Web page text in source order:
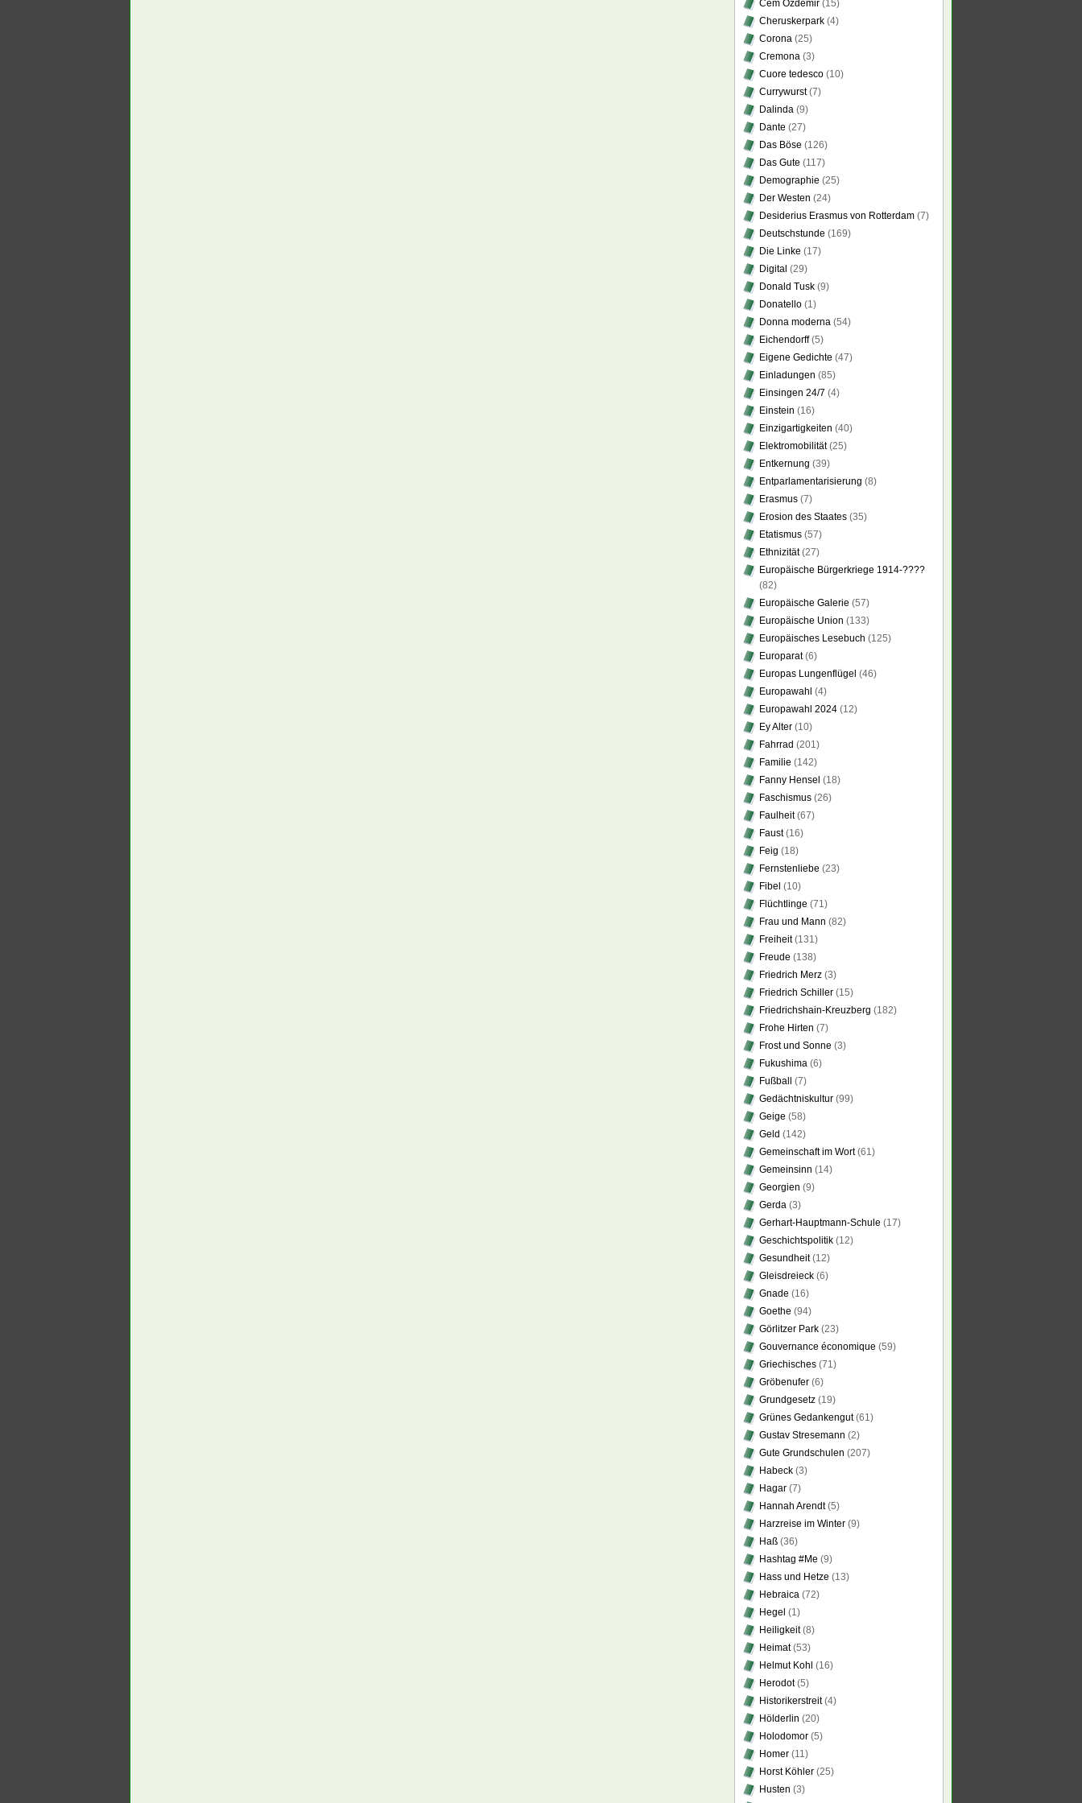
Cem Özdemir (15)
Cheruskerpark (4)
Corona (25)
Cremona (3)
Cuore tedesco (10)
Currywurst(7)
Dalinda (9)
Dante (27)
Das Böse (126)
Das Gute (117)
Demographie (25)
Der Westen (24)
Desiderius Erasmus von Rotterdam (7)
Deutschstunde (169)
Die Linke (17)
Digital (29)
Donald Tusk (9)
Donatello (1)
Donna moderna (54)
Eichendorff(5)
Eigene Gedichte (47)
Einladungen (85)
Einsingen 24/7 (4)
Einstein (16)
Einzigartigkeiten (40)
Elektromobilität(25)
Entkernung (39)
Entparlamentarisierung (8)
Erasmus (7)
Erosion des Staates (35)
Etatismus (57)
Ethnizität(27)
Europäische Bürgerkriege 1914-????
(82)
Europäische Galerie (57)
Europäische Union (133)
Europäisches Lesebuch (125)
Europarat(6)
Europas Lungenflügel (46)
Europawahl (4)
Europawahl 2024 (12)
Ey Alter (10)
Fahrrad (201)
Familie (142)
Fanny Hensel (18)
Faschismus (26)
Faulheit(67)
Faust(16)
Feig (18)
Fernstenliebe (23)
Fibel (10)
Flüchtlinge (71)
Frau und Mann (82)
Freiheit(131)
Freude (138)
Friedrich Merz (3)
Friedrich Schiller (15)
Friedrichshain-Kreuzberg (182)
Frohe Hirten (7)
Frost und Sonne (3)
Fukushima (6)
Fußball
(7)
Gedächtniskultur (99)
Geige (58)
Geld (142)
Gemeinschaft im Wort(61)
Gemeinsinn (14)
Georgien (9)
Gerda (3)
Gerhart-Hauptmann-Schule (17)
Geschichtspolitik (12)
Gesundheit(12)
Gleisdreieck (6)
Gnade (16)
Goethe (94)
Görlitzer Park (23)
Gouvernance économique (59)
Griechisches (71)
Gröbenufer (6)
Grundgesetz (19)
Grünes Gedankengut(61)
Gustav Stresemann (2)
Gute Grundschulen (207)
Habeck (3)
Hagar (7)
Hannah Arendt(5)
Harzreise im Winter (9)
Haß (36)
Hashtag #Me (9)
Hass und Hetze (13)
Hebraica (72)
Hegel (1)
Heiligkeit(8)
Heimat(53)
Helmut Kohl (16)
Herodot(5)
Historikerstreit(4)
Hölderlin (20)
Holodomor (5)
Homer (11)
Horst Köhler (25)
Husten (3)